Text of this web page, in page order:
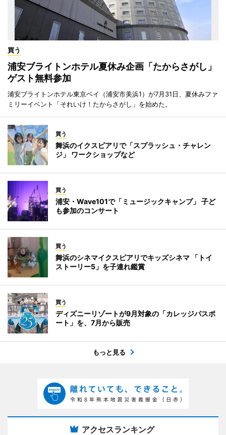
買う
浦安ブライトンホテル夏休み企画「たからさがし」
ゲスト無料参加
浦安ブライトンホテル東京ベイ（浦安市美浜1）が7月31日、夏休みファ
ミリーイベント「それいけ！たからさがし」を始めた。
買う
舞浜のイクスピアリで「スプラッシュ・チャレン
ジ」 ワークショップなど
買う
浦安・Wave101で「ミュージックキャンプ」 子ど
も参加のコンサート
買う
舞浜のシネマイクスピアリでキッズシネマ 「トイ
ストーリー5」を子連れ鑑賞
買う
ディズニーリゾートが9月対象の「カレッジパスポ
ート」を、7月から販売
もっと見る
アクセスランキング